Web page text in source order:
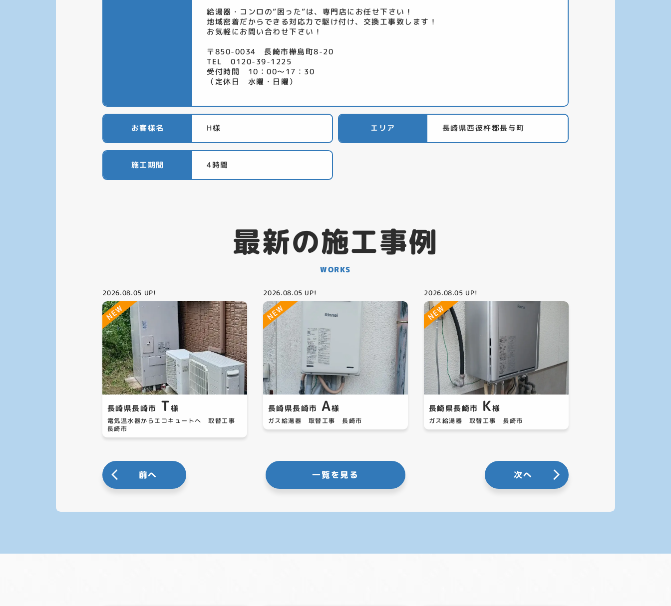
給湯器・コンロの”困った”は、専門店にお任せ下さい！
地域密着だからできる対応力で駆け付け、交換工事致します！
お気軽にお問い合わせ下さい！
〒850-0034 長崎市樺島町8-20
TEL 0120-39-1225
受付時間 10：00～17：30
（定休日 水曜・日曜）
お客様名 H様 エリア 長崎県西彼杵郡長与町
施工期間 4時間
最新の施工事例
WORKS
2026.08.05 UP!
長崎県長崎市 T様
電気温水器からエコキュートへ 取替工事
長崎市
2026.08.05 UP!
長崎県長崎市 A様
ガス給湯器 取替工事 長崎市
2026.08.05 UP!
長崎県長崎市 K様
ガス給湯器 取替工事 長崎市
前へ 一覧を見る 次へ